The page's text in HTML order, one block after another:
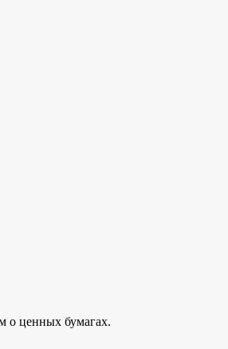
о ценных бумагах.